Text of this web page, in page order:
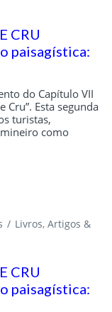
CRU
paisagística:
do Capítulo VII
Cru”. Esta segunda
turistas,
como
Livros, Artigos &
CRU
paisagística: